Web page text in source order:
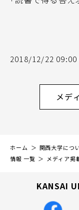
2018/12/22 09:00
メデ
ホーム 関西大学につ
情報 一覧
メディア掲
KANSAI